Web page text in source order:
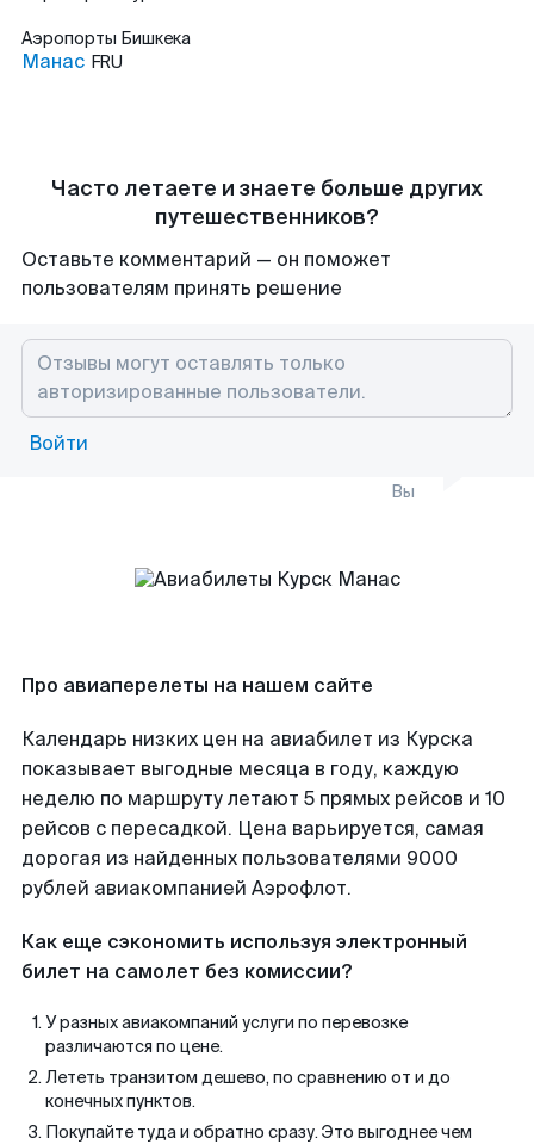
Аэропорты Бишкека
Манас FRU
Часто летаете и знаете больше других
путешественников?
Оставьте комментарий — он поможет
пользователям принять решение
Войти
Вы
Про авиаперелеты на нашем сайте
Календарь низких цен на авиабилет из Курска
показывает выгодные месяца в году, каждую
неделю по маршруту летают 5 прямых рейсов и 10
рейсов с пересадкой. Цена варьируется, самая
дорогая из найденных пользователями 9000
рублей авиакомпанией Аэрофлот.
Как еще сэкономить используя электронный
билет на самолет без комиссии?
У разных авиакомпаний услуги по перевозке
различаются по цене.
Лететь транзитом дешево, по сравнению от и до
конечных пунктов.
Покупайте туда и обратно сразу. Это выгоднее чем